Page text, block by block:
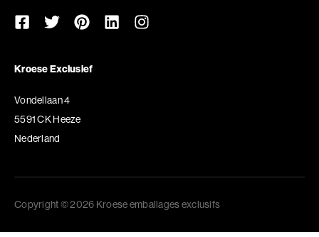
Kroese Exclusief
Vondellaan 4
5591 CK Heeze
Nederland
Copyright © 2026 Kroese emballages exclusifs